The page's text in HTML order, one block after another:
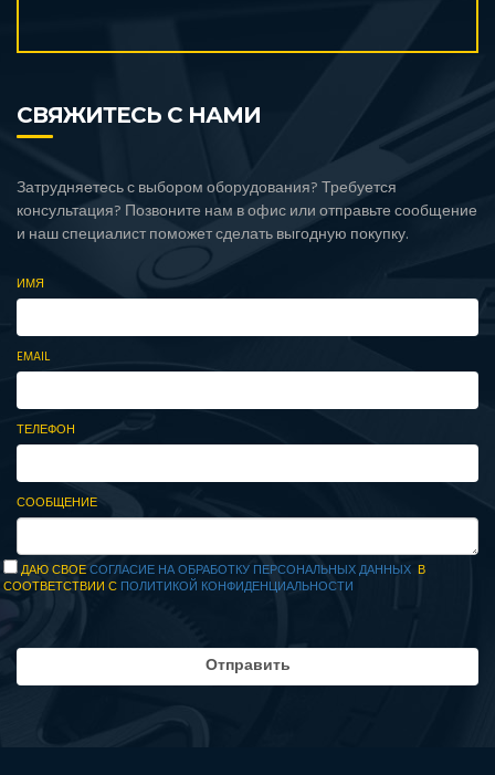
Welland (Великобритания)
Zeus (Турция)
Азимут
Амперос
Вепрь (Россия)
ММЗ (Беларусь)
ТСС (Россия)
СВЯЖИТЕСЬ С НАМИ
Затрудняетесь с выбором оборудования? Требуется
консультация? Позвоните нам в офис или отправьте сообщение
и наш специалист поможет сделать выгодную покупку.
ИМЯ
EMAIL
ТЕЛЕФОН
СООБЩЕНИЕ
ДАЮ СВОЕСОГЛАСИЕ НА ОБРАБОТКУ ПЕРСОНАЛЬНЫХ ДАННЫХ В
СООТВЕТСТВИИ С ПОЛИТИКОЙ КОНФИДЕНЦИАЛЬНОСТИ